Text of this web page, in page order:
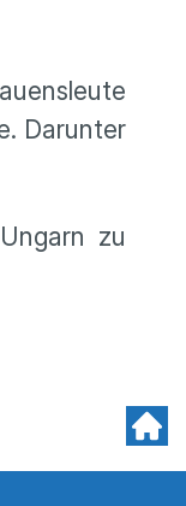
Darunter
zu